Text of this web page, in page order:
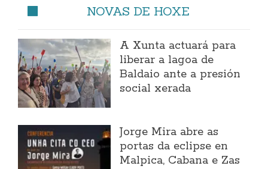
NOVAS DE HOXE
A Xunta actuará para
liberar a lagoa de
Baldaio ante a presión
social xerada
Jorge Mira abre as
portas da eclipse en
Malpica, Cabana e Zas